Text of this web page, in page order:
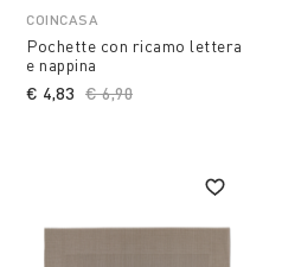
COINCASA
Pochette con ricamo lettera
e nappina
Price reduced from
€ 6,90
€ 4,83